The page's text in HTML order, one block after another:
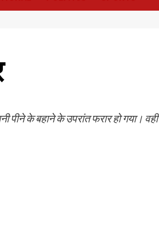
पीने के बहाने के उपरांत फरार हो गया। वही